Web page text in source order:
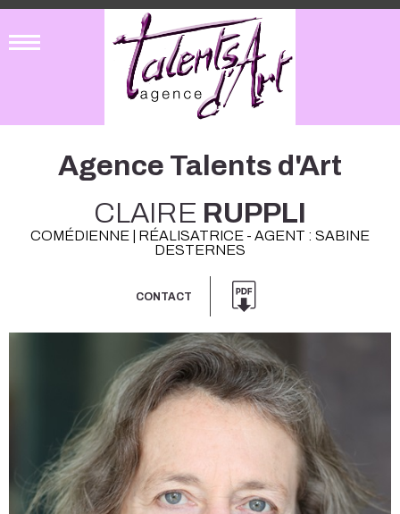
Agence Talents d'Art
CLAIRE RUPPLI
COMÉDIENNE | RÉALISATRICE - AGENT : SABINE
DESTERNES
CONTACT